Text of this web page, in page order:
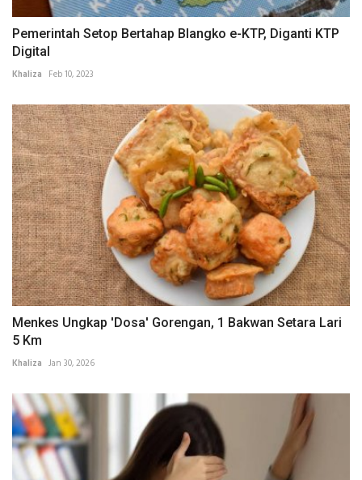
Pemerintah Setop Bertahap Blangko e-KTP, Diganti KTP
Digital
Khaliza Feb 10, 2023
Menkes Ungkap 'Dosa' Gorengan, 1 Bakwan Setara Lari
5 Km
Khaliza Jan 30, 2026